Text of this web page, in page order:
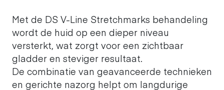
Met de DS V-Line Stretchmarks behandeling
wordt de huid op een dieper niveau
versterkt, wat zorgt voor een zichtbaar
gladder en steviger resultaat.
De combinatie van geavanceerde technieken
en gerichte nazorg helpt om langdurige